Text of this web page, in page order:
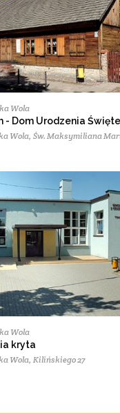
Wola
Wola, Św. Maksymiliana
Wola
kryta
Wola, Kilińskiego 27